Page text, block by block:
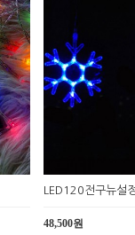
LED120전구뉴설
48,500원